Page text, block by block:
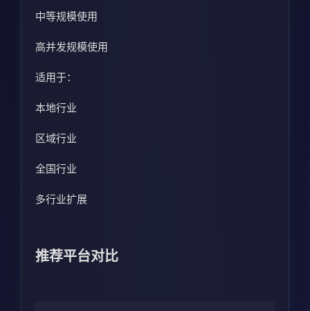
中等规模使用
高并发规模使用
适用于：
本地行业
区域行业
全国行业
多行业扩展
推荐平台对比